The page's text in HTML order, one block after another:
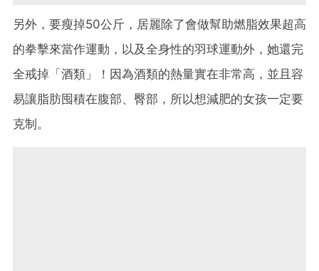
另外，要瘦掉50公斤，居麗除了會做幫助燃脂效果超高
的拳擊來當作運動，以及全身性的羽球運動外，她還完
全戒掉「酒類」！因為酒類的熱量實在非常高，並且容
易讓脂肪囤積在腹部、臀部，所以想減肥的女孩一定要
克制。